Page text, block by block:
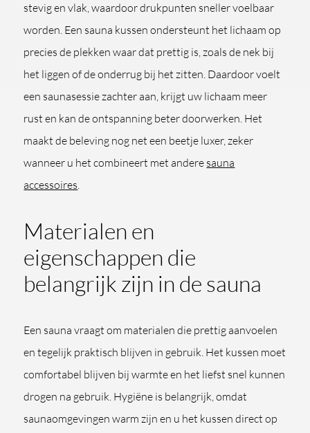
stevig en vlak, waardoor drukpunten sneller voelbaar
worden. Een sauna kussen ondersteunt het lichaam op
precies de plekken waar dat prettig is, zoals de nek bij
het liggen of de onderrug bij het zitten. Daardoor voelt
een saunasessie zachter aan, krijgt uw lichaam meer
rust en kan de ontspanning beter doorwerken. Het
maakt de beleving nog net een beetje luxer, zeker
wanneer u het combineert met andere sauna
accessoires.
Materialen en
eigenschappen die
belangrijk zijn in de sauna
Een sauna vraagt om materialen die prettig aanvoelen
en tegelijk praktisch blijven in gebruik. Het kussen moet
comfortabel blijven bij warmte en het liefst snel kunnen
drogen na gebruik. Hygiëne is belangrijk, omdat
saunaomgevingen warm zijn en u het kussen direct op